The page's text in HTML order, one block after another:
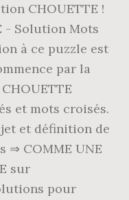
CHOUETTE !
- Solution Mots
à ce puzzle est
par la
et mots croisés.
et définition de
⇒ COMME UNE
sur
pour